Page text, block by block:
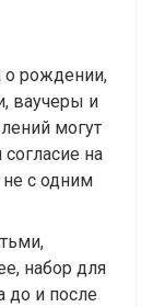
о рождении,
ваучеры и
могут
согласие на
с одним
набор для
до и после